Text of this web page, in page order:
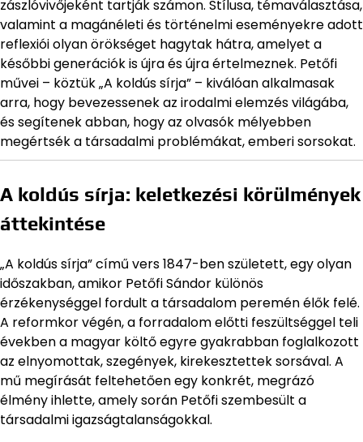
zászlóvivőjeként tartják számon. Stílusa, témaválasztása,
valamint a magánéleti és történelmi eseményekre adott
reflexiói olyan örökséget hagytak hátra, amelyet a
későbbi generációk is újra és újra értelmeznek. Petőfi
művei – köztük „A koldús sírja” – kiválóan alkalmasak
arra, hogy bevezessenek az irodalmi elemzés világába,
és segítenek abban, hogy az olvasók mélyebben
megértsék a társadalmi problémákat, emberi sorsokat.
A koldús sírja: keletkezési körülmények
áttekintése
„A koldús sírja” című vers 1847-ben született, egy olyan
időszakban, amikor Petőfi Sándor különös
érzékenységgel fordult a társadalom peremén élők felé.
A reformkor végén, a forradalom előtti feszültséggel teli
években a magyar költő egyre gyakrabban foglalkozott
az elnyomottak, szegények, kirekesztettek sorsával. A
mű megírását feltehetően egy konkrét, megrázó
élmény ihlette, amely során Petőfi szembesült a
társadalmi igazságtalanságokkal.